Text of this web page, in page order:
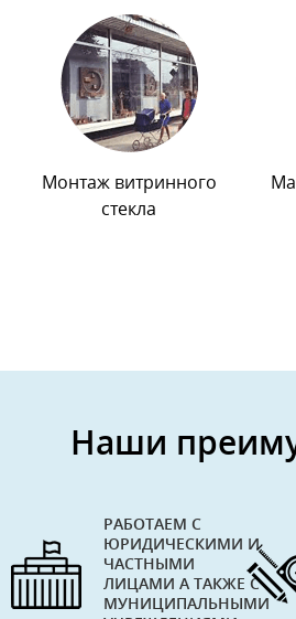
Монтаж витринного
стекла
Наши
РАБОТАЕМ С
ЮРИДИЧЕСКИМИ И
ЧАСТНЫМИ
ЛИЦАМИ А ТАКЖЕ С
МУНИЦИПАЛЬНЫМИ